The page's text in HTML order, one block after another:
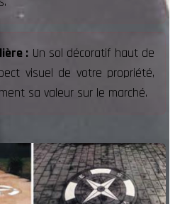
: Un sol décoratif haut de
visuel de votre propriété,
sa valeur sur le marché.